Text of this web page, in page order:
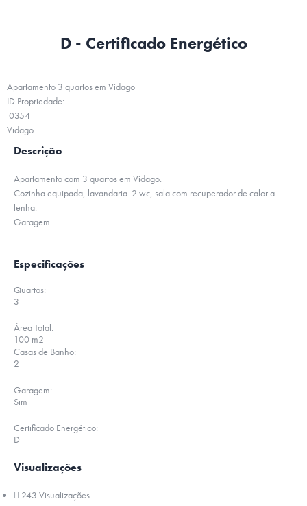
D - Certificado Energético
Apartamento 3 quartos em Vidago
ID Propriedade:
0354
Vidago
Descrição
Apartamento com 3 quartos em Vidago.
Cozinha equipada, lavandaria. 2 wc, sala com recuperador de calor a
lenha.
Garagem .
Especificações
Quartos:
3
Área Total:
100 m2
Casas de Banho:
2
Garagem:
Sim
Certificado Energético:
D
Visualizações
243 Visualizações